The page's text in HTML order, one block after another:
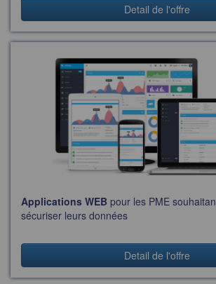
Detail de l'offre
Applications WEB pour les PME
sécuriser leurs données
Detail de l'offre